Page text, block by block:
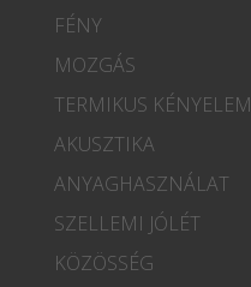
FÉNY
MOZGÁS
TERMIKUS KÉNYELEM
AKUSZTIKA
ANYAGHASZNÁLAT
SZELLEMI JÓLÉT
KÖZÖSSÉG